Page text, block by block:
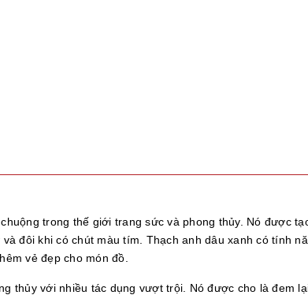
trong thế giới trang sức và phong thủy. Nó được
đôi khi có chút màu tím. Thạch anh dâu xanh có tính
vẻ đẹp cho món đồ.
thủy với nhiều tác dụng vượt trội. Nó được cho là đem